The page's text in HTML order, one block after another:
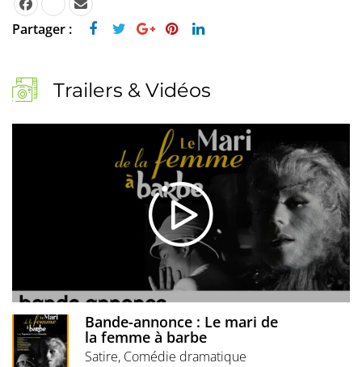
Partager :
Trailers & Vidéos
Bande-annonce : Le mari de
la femme à barbe
Satire, Comédie dramatique